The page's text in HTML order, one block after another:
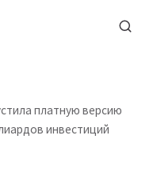
платную версию
инвестиций